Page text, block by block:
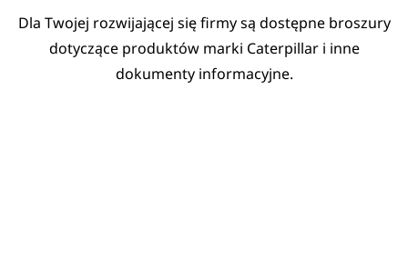
Dla Twojej rozwijającej się firmy są dostępne broszury
dotyczące produktów marki Caterpillar i inne
dokumenty informacyjne.